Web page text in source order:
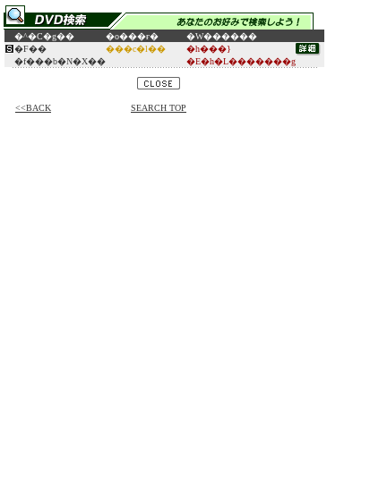
�^�C�g�� �o���ғ�
�W������
�F��
�f���b�N�X��
���c�l��
�h���}
�E�h�L�������g
<<BACK SEARCH TOP